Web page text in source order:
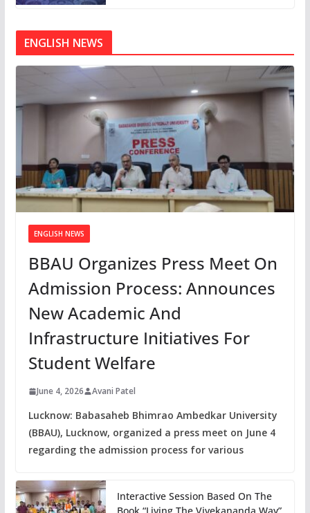
ENGLISH NEWS
ENGLISH NEWS
BBAU Organizes Press Meet On
Admission Process: Announces
New Academic And
Infrastructure Initiatives For
Student Welfare
June 4, 2026 Avani Patel
Lucknow: Babasaheb Bhimrao Ambedkar University
(BBAU), Lucknow, organized a press meet on June 4
regarding the admission process for various
Interactive Session Based On The